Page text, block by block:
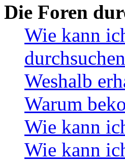
Die Foren
Wie kann
Weshalb
Warum
Wie kann
Wie kann